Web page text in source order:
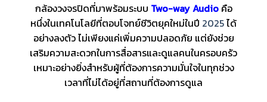
กล้องวงจรปิดที่มาพร้อมระบบ Two-way Audioคือ
หนึ่งในเทคโนโลยีที่ตอบโจทย์ชีวิตยุคใหม่ในปี 2025ได้
อย่างลงตัว ไม่เพียงแค่เพิ่มความปลอดภัย แต่ยังช่วย
เสริมความสะดวกในการสื่อสารและดูแลคนในครอบครัว
เหมาะอย่างยิ่งสำหรับผู้ที่ต้องการความมั่นใจในทุกช่วง
เวลาที่ไม่ได้อยู่ที่สถานที่ต้องการดูแล